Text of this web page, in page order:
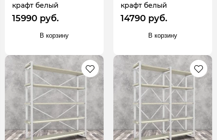
крафт белый
15990 руб.
В корзину
крафт белый
14790 руб.
В корзину